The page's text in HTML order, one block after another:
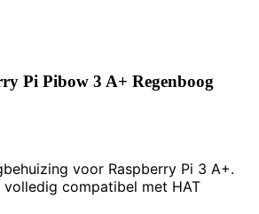
Pi Pibow 3 A+ Regenboog
voor Raspberry Pi 3 A+.
volledig compatibel met HAT